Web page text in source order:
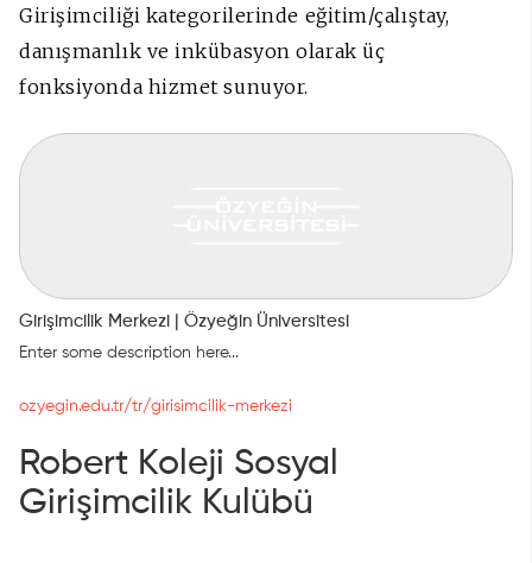
Girişimciliği kategorilerinde eğitim/çalıştay,
danışmanlık ve inkübasyon olarak üç
fonksiyonda hizmet sunuyor.
Girişimcilik Merkezi | Özyeğin Üniversitesi
Enter some description here...
ozyegin.edu.tr/tr/girisimcilik-merkezi
Robert Koleji Sosyal
Girişimcilik Kulübü